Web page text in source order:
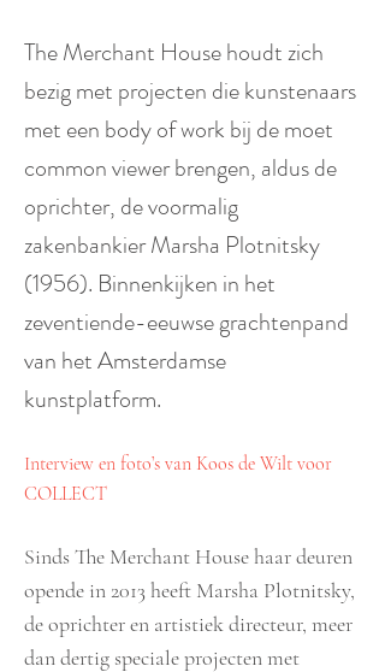
The Merchant House houdt zich
bezig met projecten die kunstenaars
met een body of work bij de moet
common viewer brengen, aldus de
oprichter, de voormalig
zakenbankier Marsha Plotnitsky
(1956). Binnenkijken in het
zeventiende-eeuwse grachtenpand
van het Amsterdamse
kunstplatform.
Interview en foto’s van Koos de Wilt voor
COLLECT
Sinds The Merchant House haar deuren
opende in 2013 heeft Marsha Plotnitsky,
de oprichter en artistiek directeur, meer
dan dertig speciale projecten met